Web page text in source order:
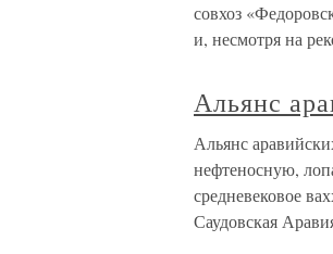
совхоз
и, несмотря на
Альянс
Альянс
нефтеносную,
средневековое
Саудовская